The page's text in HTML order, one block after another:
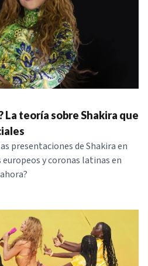
IR
NOTICIAS
SERIES
La teoría sobre Shakira que
presentaciones de Shakira en
y coronas latinas en